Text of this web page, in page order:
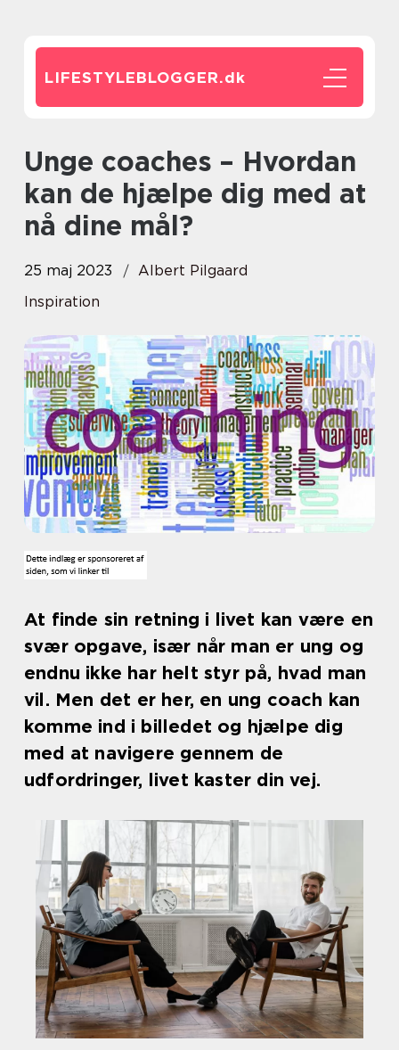
LIFESTYLEBLOGGER.dk
Unge coaches – Hvordan
kan de hjælpe dig med at
nå dine mål?
25 maj 2023
Albert Pilgaard
Inspiration
At finde sin retning i livet kan være en
svær opgave, især når man er ung og
endnu ikke har helt styr på, hvad man
vil. Men det er her, en ung coach kan
komme ind i billedet og hjælpe dig
med at navigere gennem de
udfordringer, livet kaster din vej.